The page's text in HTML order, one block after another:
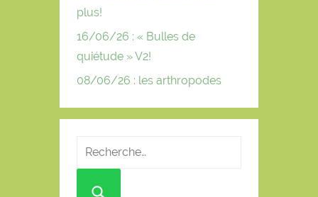
plus!
16/06/26 : « Bulles de
quiétude » V2!
08/06/26 : les arthropodes